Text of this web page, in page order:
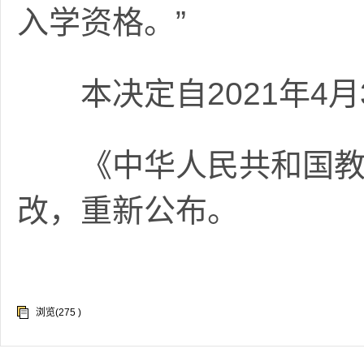
入学资格。”
本决定自2021年4月
《中华人民共和国教
改，重新公布。
浏览(275 )